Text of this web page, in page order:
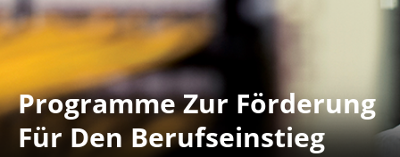
Programme Zur Förderung
Für Den Berufseinstieg